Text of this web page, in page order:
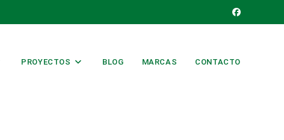
PROYECTOS BLOG MARCAS CONTACTO